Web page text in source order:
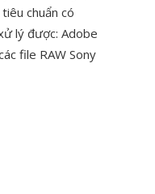
chuẩn có
lý được: Adobe
file RAW Sony